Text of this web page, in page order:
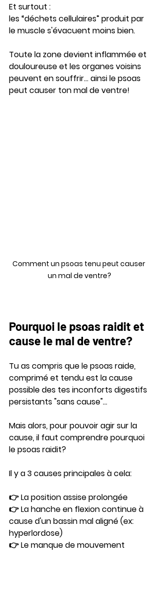
Et surtout :
les “déchets cellulaires” produit par
le muscle s'évacuent moins bien.
Toute la zone devient inflammée et
douloureuse et les organes voisins
peuvent en souffrir... ainsi le psoas
peut causer ton mal de ventre!
Comment un psoas tenu peut causer
un mal de ventre?
Pourquoi le psoas raidit et
cause le mal de ventre?
Tu as compris que le psoas raide,
comprimé et tendu est la cause
possible des tes inconforts digestifs
persistants "sans cause"...
Mais alors, pour pouvoir agir sur la
cause, il faut comprendre pourquoi
le psoas raidit?
Il y a 3 causes principales à cela:
👉 La position assise prolongée
👉 La hanche en flexion continue à
cause d'un bassin mal aligné (ex:
hyperlordose)
👉 Le manque de mouvement